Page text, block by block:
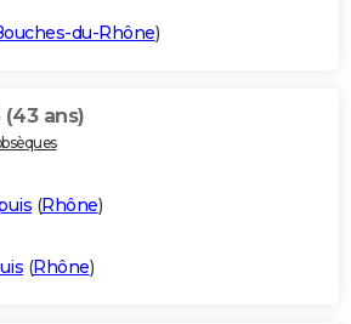
du-Rhône)
(43 ans)
(Rhône)
(Rhône)